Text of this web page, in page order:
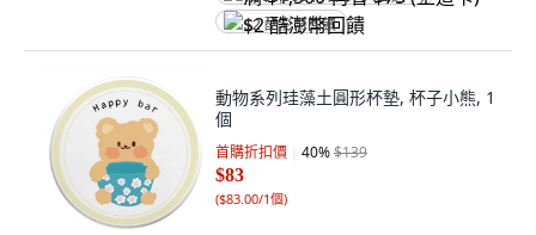
$2 酷澎幣回饋
動物系列珪藻土圓形杯墊, 杯子小熊, 1
個
首購折扣價 40%$139
$83
($83.00/1個)